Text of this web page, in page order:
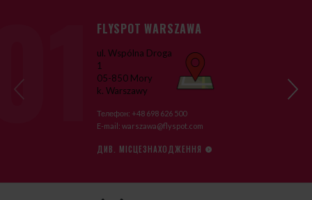
FLYSPOT WARSZAWA
ul. Wspólna Droga
1
05-850 Mory
k. Warszawy
Телефон: +48 698 626 500
E-mail: warszawa@flyspot.com
ДИВ. МІСЦЕЗНАХОДЖЕННЯ
‹
›